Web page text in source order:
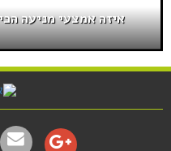
איזה אמצעי מניעה